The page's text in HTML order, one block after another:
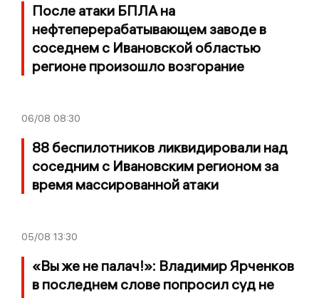
После атаки БПЛА на
нефтеперерабатывающем заводе в
соседнем с Ивановской областью
регионе произошло возгорание
06/08 08:30
88 беспилотников ликвидировали над
соседним с Ивановским регионом за
время массированной атаки
05/08 13:30
«Вы же не палач!»: Владимир Ярченков
в последнем слове попросил суд не